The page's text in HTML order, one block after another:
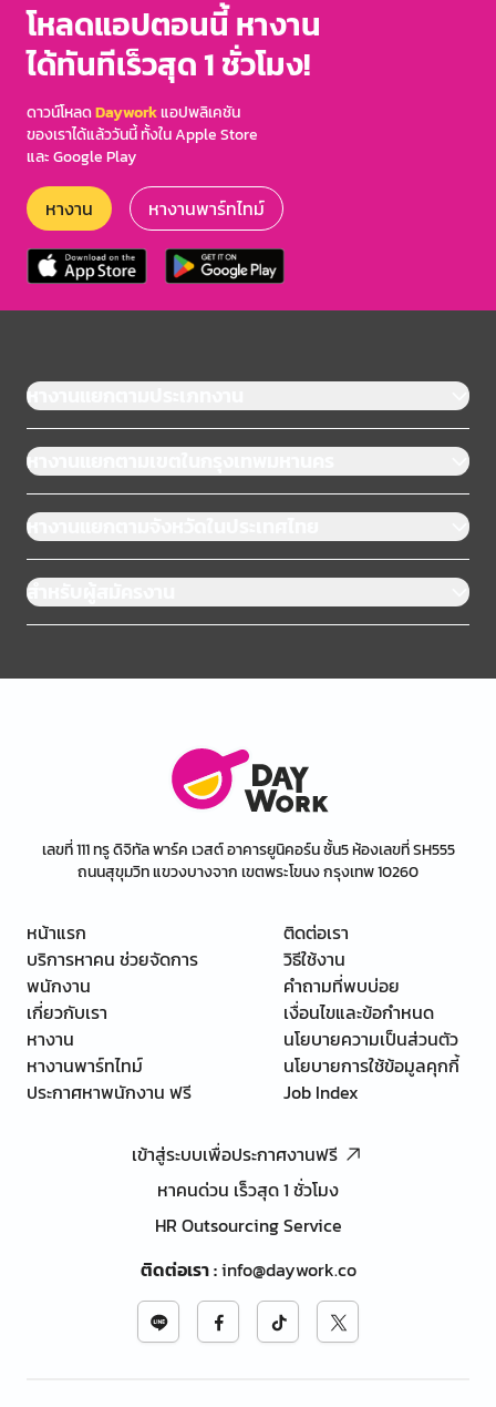
โหลดแอปตอนนี้ หางาน
ได้ทันทีเร็วสุด 1 ชั่วโมง!
ดาวน์โหลดDayworkแอปพลิเคชัน
ของเราได้แล้ววันนี้ ทั้งใน Apple Store
และ Google Play
หางาน หางานพาร์ทไทม์
หางานแยกตามประเภทงาน
หางานแยกตามเขตในกรุงเทพมหานคร
หางานแยกตามจังหวัดในประเทศไทย
สำหรับผู้สมัครงาน
เลขที่ 111 ทรู ดิจิทัล พาร์ค เวสต์ อาคารยูนิคอร์น ชั้น5 ห้องเลขที่ SH555
ถนนสุขุมวิท แขวงบางจาก เขตพระโขนง กรุงเทพ 10260
หน้าแรก
บริการหาคน ช่วยจัดการ
พนักงาน
เกี่ยวกับเรา
หางาน
หางานพาร์ทไทม์
ประกาศหาพนักงาน ฟรี
ติดต่อเรา
วิธีใช้งาน
คำถามที่พบบ่อย
เงื่อนไขและข้อกำหนด
นโยบายความเป็นส่วนตัว
นโยบายการใช้ข้อมูลคุกกี้
Job Index
เข้าสู่ระบบเพื่อประกาศงานฟรี
หาคนด่วน เร็วสุด 1 ชั่วโมง
HR Outsourcing Service
ติดต่อเรา:info@daywork.co